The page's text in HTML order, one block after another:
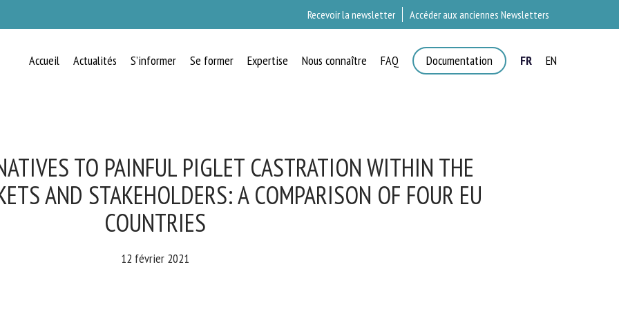
Recevoir la newsletter Accéder aux anciennes Newsletters
Accueil Actualités S’informer Se former Expertise Nous connaître FAQ Documentation FR EN
TO PAINFUL PIGLET CASTRATION WITHIN THE
AND STAKEHOLDERS: A COMPARISON OF FOUR EU
COUNTRIES
12 février 2021
BIEN-ÊTRE ANIMAL